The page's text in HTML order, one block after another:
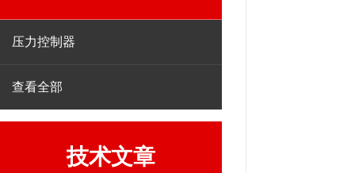
压力控制器
查看全部
技术文章